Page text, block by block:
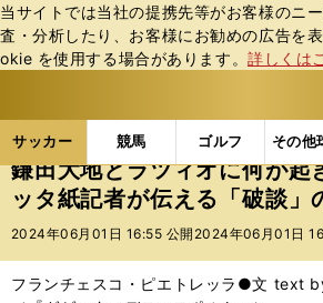
当サイトでは当社の提携先等がお客様のニ
査・分析したり、お客様にお勧めの広告を
okie を使⽤する場合があります。詳しくは
サッカー 競馬 ゴルフ その他
ス
ポ
ル
バ
サッカーの記事一覧 海外サッ
鎌田大地とラツィオに何が
ッタ紙記者が伝える「破談」
2024年06月01日 16:55 公開 2024年06月01日
フランチェスコ・ピエトレッラ●文 text